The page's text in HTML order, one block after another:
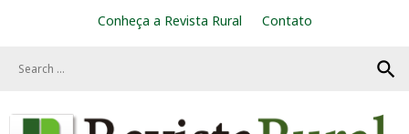
Conheça a Revista Rural Contato
search